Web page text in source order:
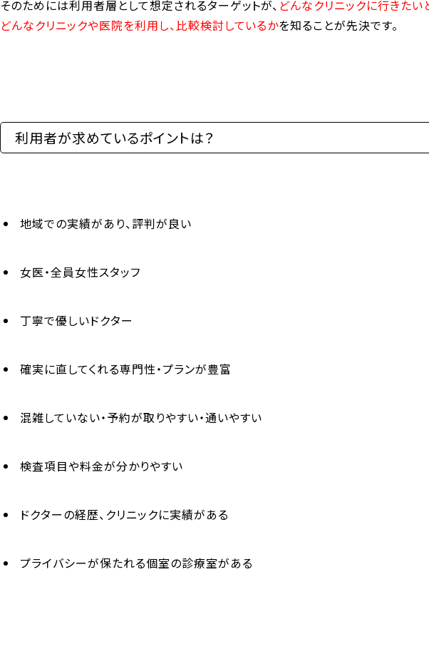
そのためには利用者層として想定されるターゲットが、 どんなクリニックに行きたい
どんなクリニックや医院を利用し、比較検討しているかを知ることが先決です。
利用者が求めているポイントは？
地域での実績があり、評判が良い
女医・全員女性スタッフ
丁寧で優しいドクター
確実に直してくれる専門性・プランが豊富
混雑していない・予約が取りやすい・通いやすい
検査項目や料金が分かりやすい
ドクターの経歴、クリニックに実績がある
プライバシーが保たれる個室の診療室がある